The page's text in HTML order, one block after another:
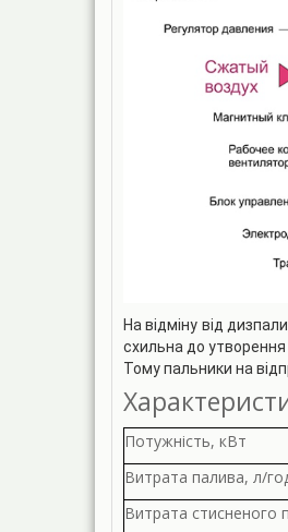
На відміну від
схильна до утворення
Тому пальники на
Потужність, кВт
Витрата палива, л/
Витрата стисненого